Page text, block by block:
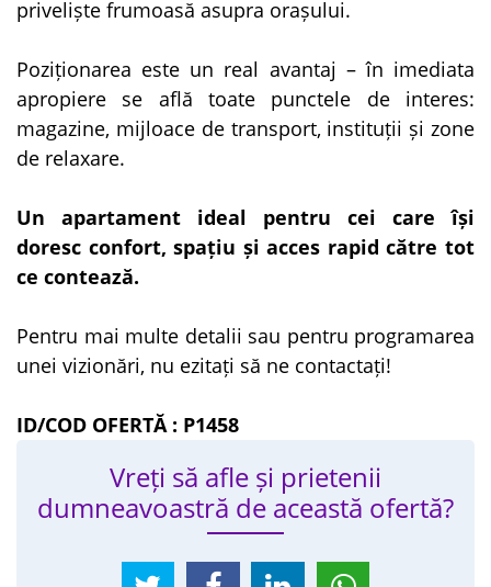
priveliște frumoasă asupra orașului.
Poziționarea este un real avantaj – în imediata
apropiere se află toate punctele de interes:
magazine, mijloace de transport, instituții și zone
de relaxare.
Un apartament ideal pentru cei care își
doresc confort, spațiu și acces rapid către tot
ce contează.
Pentru mai multe detalii sau pentru programarea
unei vizionări, nu ezitați să ne contactați!
ID/COD OFERTĂ : P1458
Vreți să afle și prietenii
dumneavoastră de această ofertă?